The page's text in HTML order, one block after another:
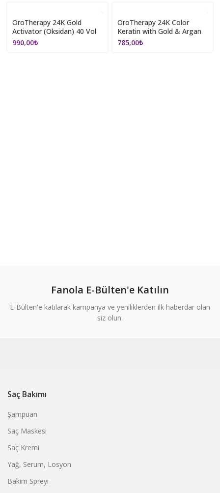
OroTherapy 24K Gold
Activator (Oksidan) 40 Vol
1000ml
990,00₺
OroTherapy 24K Color
Keratin with Gold & Argan
Oil 100ml (Ammonia Free)
5.0 Light Chestnut
785,00₺
Fanola E-Bülten'e Katılın
E-Bülten'e katılarak kampanya ve yeniliklerden ilk haberdar olan
siz olun.
Saç Bakımı
Şampuan
Saç Maskesi
Saç Kremi
Yağ, Serum, Losyon
Bakım Spreyi